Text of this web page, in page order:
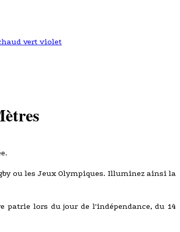
vert violet
ou les Jeux Olympiques. Illuminez ainsi la
patrie lors du jour de l'indépendance, du 14